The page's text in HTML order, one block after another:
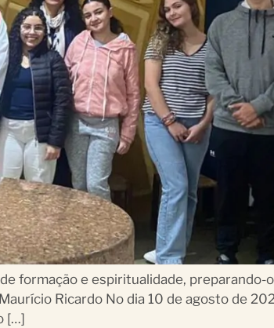
formação e espiritualidade, preparando-
Ricardo No dia 10 de agosto de
[…]